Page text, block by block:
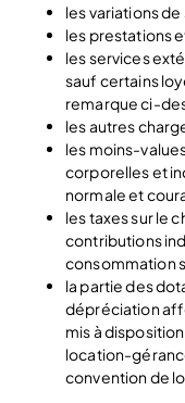
les variations
les prestations
les services
sauf certains
remarque ci-
les autres
les moins-
corporelles et
normale et
les taxes sur le
contributions
consommation
la partie des
dépréciation
mis à
location-
convention de